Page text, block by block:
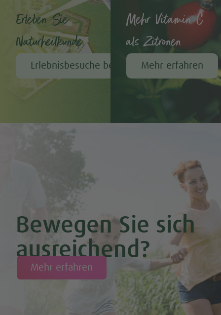
Erleben Sie
Naturheilkunde
Erlebnisbesuche bei A.Vogel
Mehr Vitamin C
als Zitronen
Mehr erfahren
Bewegen Sie sich
ausreichend?
Mehr erfahren